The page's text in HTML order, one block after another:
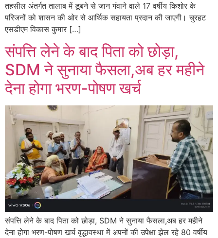
तहसील अंतर्गत तालाब में डूबने से जान गंवाने वाले 17 वर्षीय किशोर के
परिजनों को शासन की ओर से आर्थिक सहायता प्रदान की जाएगी। चुरहट
एसडीएम विकास कुमार […]
संपत्ति लेने के बाद पिता को छोड़ा,
SDM ने सुनाया फैसला,अब हर महीने
देना होगा भरण-पोषण खर्च
संपत्ति लेने के बाद पिता को छोड़ा, SDM ने सुनाया फैसला,अब हर महीने
देना होगा भरण-पोषण खर्च वृद्धावस्था में अपनों की उपेक्षा झेल रहे 80 वर्षीय